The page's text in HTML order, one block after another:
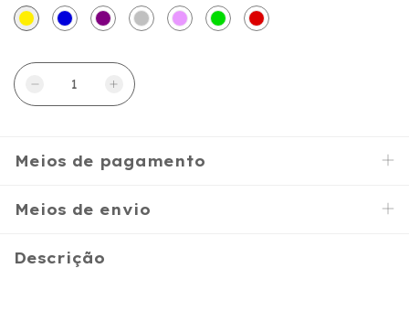
Meios de pagamento
Meios de envio
Descrição